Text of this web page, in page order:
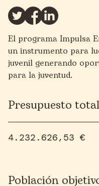
El programa Impulsa
un instrumento para
juvenil generando
para la juventud.
Presupuesto total
4.232.626,53 €
Población